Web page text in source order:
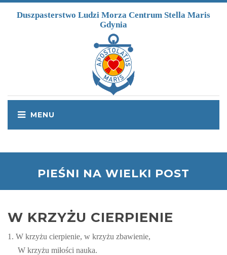
Duszpasterstwo Ludzi Morza Centrum Stella Maris
Gdynia
PIEŚNI NA WIELKI POST
W KRZYŻU CIERPIENIE
1. W krzyżu cierpienie, w krzyżu zbawienie,
W krzyżu miłości nauka.